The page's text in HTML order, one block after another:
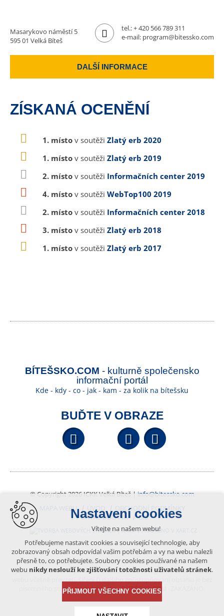
Masarykovo náměstí 5
595 01 Velká Bíteš
tel.:+ 420 566 789 311
e-mail: program@bitessko.com
DALŠÍ INFORMACE
ZÍSKANÁ OCENĚNÍ
1. místo v soutěži Zlatý erb 2020
1. místo v soutěži Zlatý erb 2019
2. místo v soutěži Informačních center 2019
4. místo v soutěži WebTop100 2019
2. místo v soutěži Informačních center 2018
3. místo v soutěži Zlatý erb 2018
1. místo v soutěži Zlatý erb 2017
BÍTEŠSKO.COM - kulturně společensko
informační portál
Kde - kdy - co - jak - kam - za kolik na bítešsku
BUĎTE V OBRAZE
Facebook YouTube
© Copyright 2026 ICKK Velká Bíteš | info@bitessko.com
MAPA WEBU
ÚVOD
OBCHODNÍ PODMÍNKY
PORTÁL OBČANA
GIS
VYTVOŘENO V XART.CZ
Obsah tohoto portálu je chráněn autorským právem, které
vykonává vydavatel. Jakékoliv užití článků a fotografií z této podoby
písemného souhlasu vydavatele – BÍTEŠSKO.COM -ZAKÁZÁNO.
Nastavení cookies
Vítejte na našem webu!
Potřebujeme nastavit cookies a související technologie, aby
zobrazovaný obsah odpovídal vašim potřebám a vy na webu nalezli
přesně to, co potřebujete. Soubory cookies používané na našem
webu nikdy neslouží ke zjišťování totožnosti uživatelů stránek.
PŘIJMOUT VŠECHNY COOKIES